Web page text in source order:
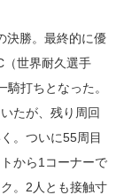
決勝。最終的に優
（世界耐久選手
打ちとなった。
たが、残り周回
。ついに55周目
から1コーナーで
。2人とも接触寸